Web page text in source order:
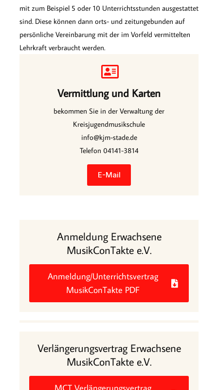
mit zum Beispiel 5 oder 10 Unterrichtsstunden ausgestattet
sind. Diese können dann orts- und zeitungebunden auf
persönliche Vereinbarung mit der im Vorfeld vermittelten
Lehrkraft verbraucht werden.
Vermittlung und Karten
bekommen Sie in der Verwaltung der
Kreisjugendmusikschule
info@kjm-stade.de
Telefon 04141-3814
E-Mail
Anmeldung Erwachsene
MusikConTakte e.V.
Anmeldung/Unterrichtsvertrag
MusikConTakte PDF
Verlängerungsvertrag Erwachsene
MusikConTakte e.V.
MCT Verlängerungsvertrag